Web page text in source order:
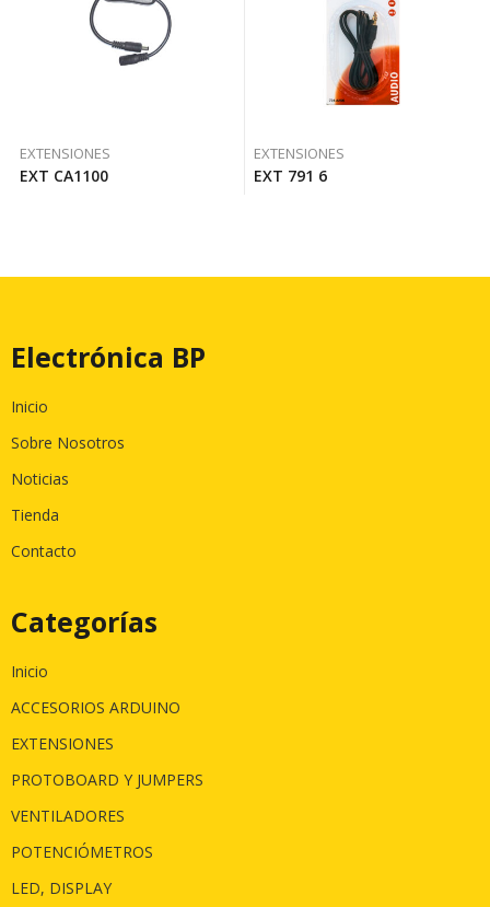
EXTENSIONES
EXT CA1100
EXTENSIONES
EXT 791 6
Electrónica BP
Inicio
Sobre Nosotros
Noticias
Tienda
Contacto
Categorías
Inicio
ACCESORIOS ARDUINO
EXTENSIONES
PROTOBOARD Y JUMPERS
VENTILADORES
POTENCIÓMETROS
LED, DISPLAY